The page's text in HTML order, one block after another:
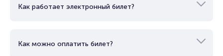
Как работает электронный билет?
Как можно оплатить билет?